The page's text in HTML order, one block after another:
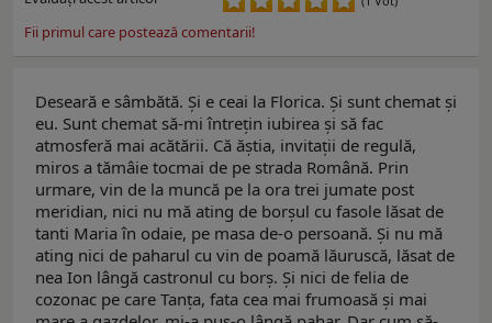
Fii primul care postează comentarii!
Deseară e sâmbătă. Şi e ceai la Florica. Şi sunt chemat şi
eu. Sunt chemat să-mi întreţin iubirea şi să fac
atmosferă mai acătării. Că ăştia, invitaţii de regulă,
miros a tămâie tocmai de pe strada Română. Prin
urmare, vin de la muncă pe la ora trei jumate post
meridian, nici nu mă ating de borşul cu fasole lăsat de
tanti Maria în odaie, pe masa de-o persoană. Şi nu mă
ating nici de paharul cu vin de poamă lăuruscă, lăsat de
nea Ion lângă castronul cu borş. Şi nici de felia de
cozonac pe care Tanţa, fata cea mai frumoasă şi mai